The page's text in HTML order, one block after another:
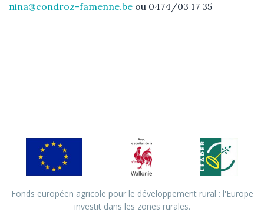
nina@condroz-famenne.be ou 0474/03 17 35
Fonds européen agricole pour le développement rural : l'Europe
investit dans les zones rurales.